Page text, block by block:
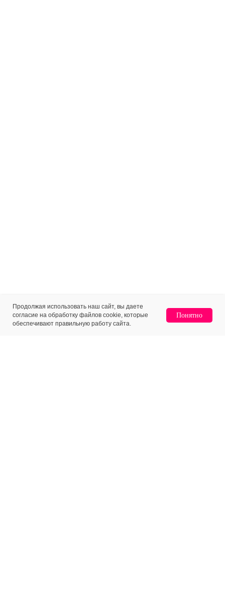
Продолжая использовать наш сайт, вы даете
согласие на обработку файлов cookie, которые
обеспечивают правильную работу сайта.
Понятно